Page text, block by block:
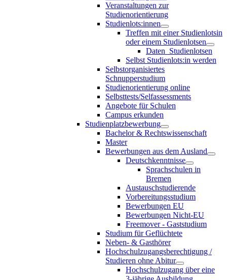
Veranstaltungen zur
Studienorientierung
Studienlots:innen
Treffen mit einer Studienlotsin
oder einem Studienlotsen
Daten_Studienlotsen
Selbst Studienlots:in werden
Selbstorganisiertes
Schnupperstudium
Studienorientierung online
Selbsttests/Selfassessments
Angebote für Schulen
Campus erkunden
Studienplatzbewerbung
Bachelor & Rechtswissenschaft
Master
Bewerbungen aus dem Ausland
Deutschkenntnisse
Sprachschulen in
Bremen
Austauschstudierende
Vorbereitungsstudium
Bewerbungen EU
Bewerbungen Nicht-EU
Freemover - Gaststudium
Studium für Geflüchtete
Neben- & Gasthörer
Hochschulzugangsberechtigung /
Studieren ohne Abitur
Hochschulzugang über eine